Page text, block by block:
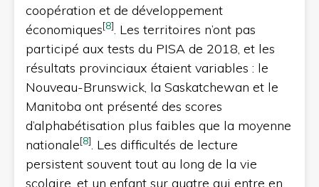
coopération et de développement
économiques[8]. Les territoires n’ont pas
participé aux tests du PISA de 2018, et les
résultats provinciaux étaient variables : le
Nouveau-Brunswick, la Saskatchewan et le
Manitoba ont présenté des scores
d’alphabétisation plus faibles que la moyenne
nationale[8]. Les difficultés de lecture
persistent souvent tout au long de la vie
scolaire, et un enfant sur quatre qui entre en